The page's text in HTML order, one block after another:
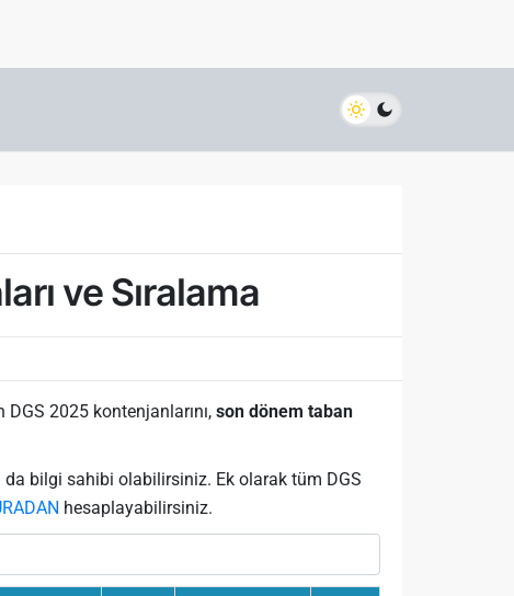
ve Sıralama
DGS 2025 kontenjanlarını, son dönem taban
da bilgi sahibi olabilirsiniz. Ek olarak tüm DGS
hesaplayabilirsiniz.